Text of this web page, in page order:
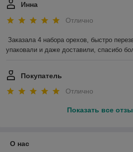
Инна
Отлично
Заказала 4 набора орехов, быстро
упаковали и даже доставили, спасибо
Покупатель
Отлично
Показать все
О нас